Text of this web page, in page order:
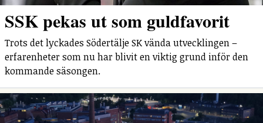
SSK pekas ut som guldfavorit
Trots det lyckades Södertälje SK vända utvecklingen –
erfarenheter som nu har blivit en viktig grund inför den
kommande säsongen.